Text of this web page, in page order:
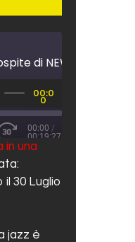
00:0
0
10 SECONDS
FAST FORWARD 30
00:00 /
00:19:27
SHARE
in una
30 Luglio
jazz è